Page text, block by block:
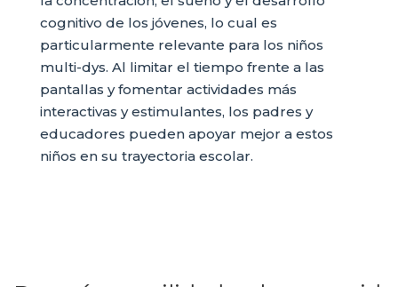
cognitivo de los jóvenes, lo cual es
particularmente relevante para los niños
multi-dys. Al limitar el tiempo frente a las
pantallas y fomentar actividades más
interactivas y estimulantes, los padres y
educadores pueden apoyar mejor a estos
niños en su trayectoria escolar.